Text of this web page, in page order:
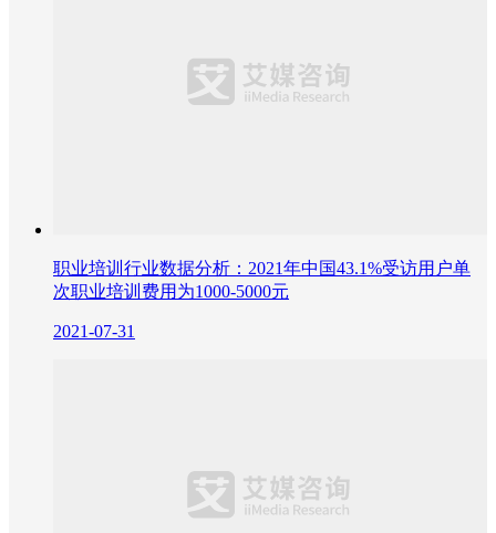
职业培训行业数据分析：2021年中国43.1%受访用户单
次职业培训费用为1000-5000元
2021-07-31